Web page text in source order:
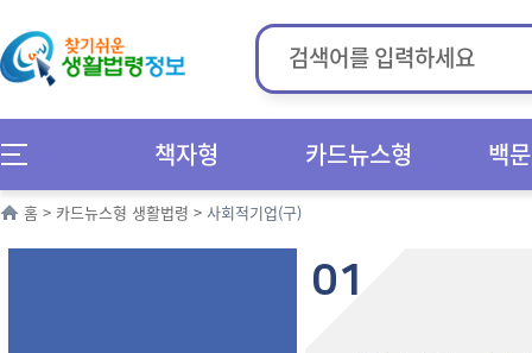
책자형 카드뉴스형 백
홈 > 카드뉴스형 생활법령 > 사회적기업(구)
01